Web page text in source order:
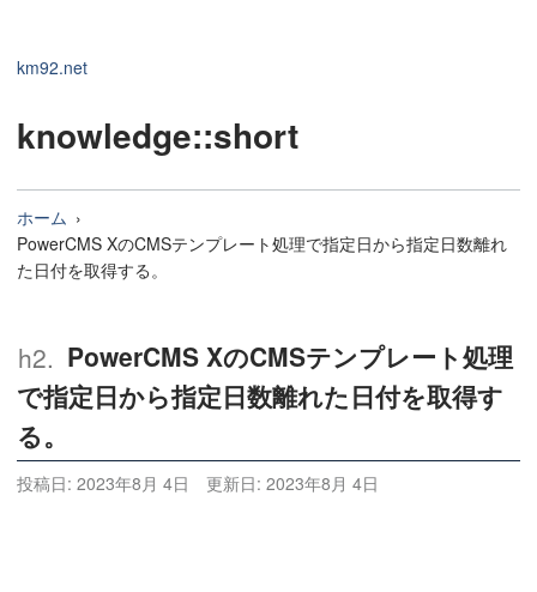
km92.net
knowledge::short
ホーム
PowerCMS XのCMSテンプレート処理で指定日から指定日数離れ
た日付を取得する。
PowerCMS XのCMSテンプレート処理
で指定日から指定日数離れた日付を取得す
る。
投稿日: 2023年8月 4日 更新日: 2023年8月 4日